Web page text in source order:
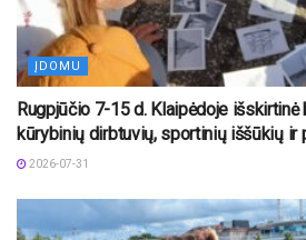
ĮDOMU
Rugpjūčio 7-15 d. Klaipėdoje
kūrybinių dirbtuvių, sportinių iššūkių ir
2026-07-31